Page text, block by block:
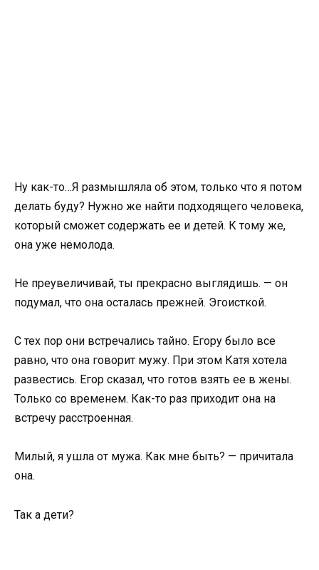
Ну как-то…Я размышляла об этом, только что я потом
делать буду? Нужно же найти подходящего человека,
который сможет содержать ее и детей. К тому же,
она уже немолода.
Не преувеличивай, ты прекрасно выглядишь. — он
подумал, что она осталась прежней. Эгоисткой.
С тех пор они встречались тайно. Егору было все
равно, что она говорит мужу. При этом Катя хотела
развестись. Егор сказал, что готов взять ее в жены.
Только со временем. Как-то раз приходит она на
встречу расстроенная.
Милый, я ушла от мужа. Как мне быть? — причитала
она.
Так а дети?